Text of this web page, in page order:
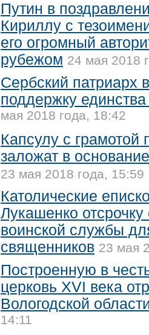
Путин в
Кириллу с
его огромный
рубежом 24 мая 2018
Сербский патриарх
поддержку
мая 2018 года, 18:42
Капсулу с грамотой
заложат в
23 мая 2018 года, 15:59
Католические
Лукашенко
воинской службы
священников 23 мая
Построенную в
церковь XVI века
Вологодской
14:11